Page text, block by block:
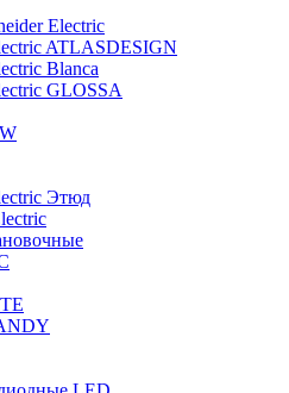
Electric
ATLASDESIGN
Blanca
GLOSSA
Этюд